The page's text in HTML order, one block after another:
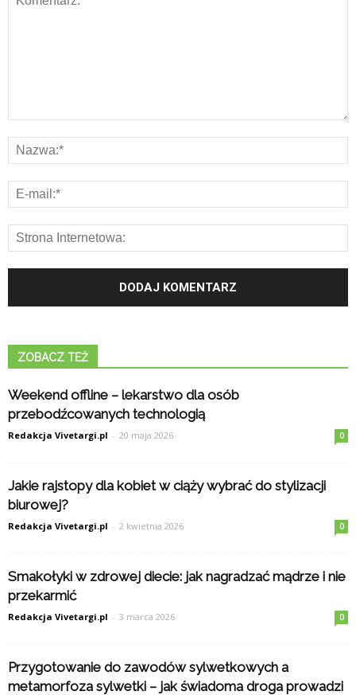
ZOBACZ TEŻ
Weekend offline – lekarstwo dla osób
przebodźcowanych technologią
Redakcja Vivetargi.pl - 20 maja 2026 0
Jakie rajstopy dla kobiet w ciąży wybrać do stylizacji
biurowej?
Redakcja Vivetargi.pl - 2 kwietnia 2026 0
Smakołyki w zdrowej diecie: jak nagradzać mądrze i nie
przekarmić
Redakcja Vivetargi.pl - 3 marca 2026 0
Przygotowanie do zawodów sylwetkowych a
metamorfoza sylwetki – jak świadoma droga prowadzi